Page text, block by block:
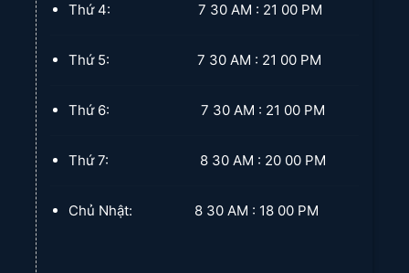
Thứ 4: 7 30 AM : 21 00 PM
Thứ 5: 7 30 AM : 21 00 PM
Thứ 6: 7 30 AM : 21 00 PM
Thứ 7: 8 30 AM : 20 00 PM
Chủ Nhật: 8 30 AM : 18 00 PM